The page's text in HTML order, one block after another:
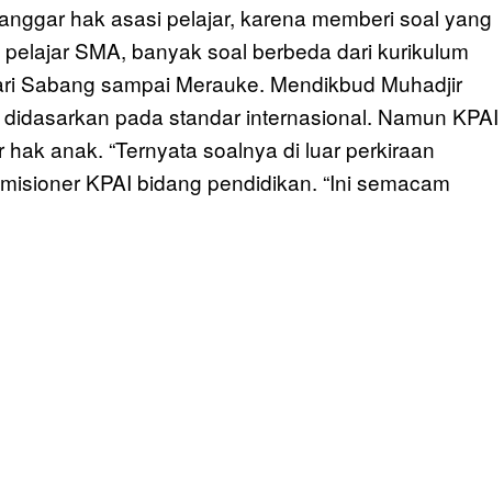
hak asasi pelajar, karena memberi soal yang
SMA, banyak soal berbeda dari kurikulum
Sabang sampai Merauke. Mendikbud Muhadjir
pada standar internasional. Namun KPAI
anak. “Ternyata soalnya di luar perkiraan
KPAI bidang pendidikan. “Ini semacam